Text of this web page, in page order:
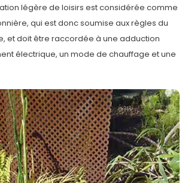
légère de loisirs est considérée comme
qui est donc soumise aux règles du
et doit être raccordée à une adduction
électrique, un mode de chauffage et une